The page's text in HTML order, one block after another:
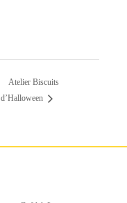
Atelier Biscuits
d’Halloween